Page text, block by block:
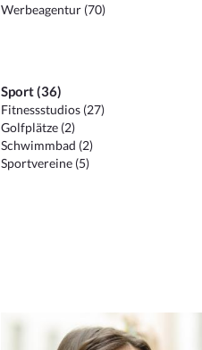
Werbeagentur (70)
Sport (36)
Fitnessstudios (27)
Golfplätze (2)
Schwimmbad (2)
Sportvereine (5)